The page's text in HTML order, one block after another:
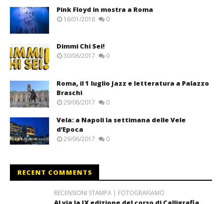
Pink Floyd in mostra a Roma
16/01/2018 0
Dimmi Chi Sei!
30/06/2017 0
Roma, il 1 luglio Jazz e letteratura a Palazzo
Braschi
29/06/2017 0
Vela: a Napoli la settimana delle Vele
d’Epoca
29/06/2017 0
RECENT COMMENTS
RECENSIONI STAMPA | FOTOGRAFIAMO